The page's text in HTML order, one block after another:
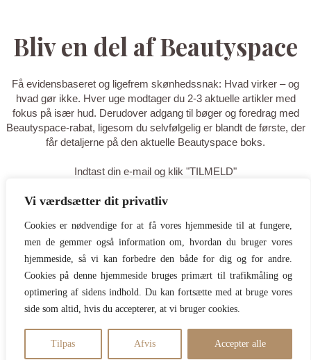
Vi værdsætter dit privatliv
Cookies er nødvendige for at få vores hjemmeside til at fungere,
men de gemmer også information om, hvordan du bruger vores
hjemmeside, så vi kan forbedre den både for dig og for andre.
Cookies på denne hjemmeside bruges primært til trafikmåling og
optimering af sidens indhold. Du kan fortsætte med at bruge vores
side som altid, hvis du accepterer, at vi bruger cookies.
Tilpas Afvis Accepter alle
Bliv en del af Beautyspace
Få evidensbaseret og ligefrem skønhedssnak: Hvad virker – og
hvad gør ikke. Hver uge modtager du 2-3 aktuelle artikler med
fokus på især hud. Derudover adgang til bøger og foredrag med
Beautyspace-rabat, ligesom du selvfølgelig er blandt de første, der
får detaljerne på den aktuelle Beautyspace boks.
Indtast din e-mail og klik "TILMELD"
TILMELD
Tak for din tilmelding - du er nu på
listen! Tilføj gerne
hello@beautyspace.dk til dine
kontakter, så du er sikker på at
mails ikke går i spam.